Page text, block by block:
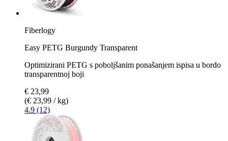
Fiberlogy
Easy PETG Burgundy Transparent
Optimizirani PETG s poboljšanim ponašanjem ispisa u bordo
transparentnoj boji
€ 23,99
(€ 23,99 / kg)
4.9 (12)